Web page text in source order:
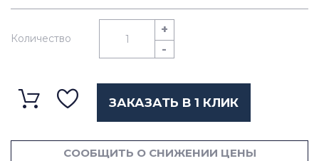
Количество
+
-
ЗАКАЗАТЬ В 1 КЛИК
СООБЩИТЬ О СНИЖЕНИИ ЦЕНЫ